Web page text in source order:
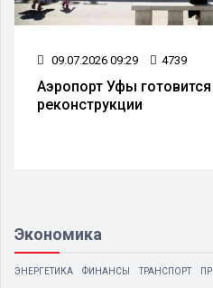
29.07.2026 09:29 4348
В Уфе временно
Восточном выезде
Экономика
ЭНЕРГЕТИКА ФИНАНСЫ ТРАНСПОРТ